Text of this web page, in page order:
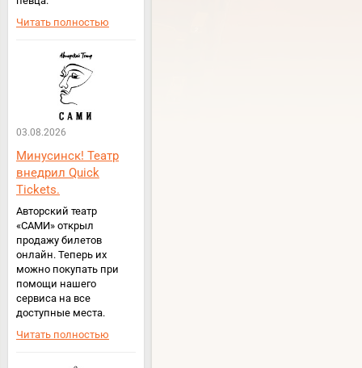
Читать полностью
03.08.2026
Минусинск! Театр
внедрил Quick
Tickets.
Авторский театр
«САМИ» открыл
продажу билетов
онлайн. Теперь их
можно покупать при
помощи нашего
сервиса на все
доступные места.
Читать полностью